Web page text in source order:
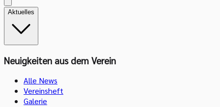
Aktuelles
Neuigkeiten aus dem Verein
Alle News
Vereinsheft
Galerie